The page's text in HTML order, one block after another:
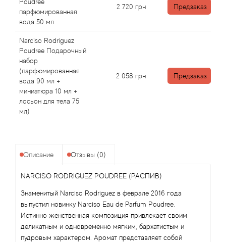
парфюмированная
вода 50 мл
2 720 грн Предзаказ
Narciso Rodriguez
Poudree Подарочный
набор
(парфюмированная
вода 90 мл +
миниатюра 10 мл +
лосьон для тела 75
мл)
2 058 грн Предзаказ
Описание Отзывы (0)
NARCISO RODRIGUEZ POUDREE (РАСПИВ)
Знаменитый Narciso Rodriguez в феврале 2016 года
выпустил новинку Narciso Eau de Parfum Poudree.
Истинно женственная композиция привлекает своим
деликатным и одновременно мягким, бархатистым и
пудровым характером. Аромат представляет собой
Arabiyat
Aramis
Ariana Grande
Armaf
Armand Basi
ArteOlfatto
Asabi
Asgharali